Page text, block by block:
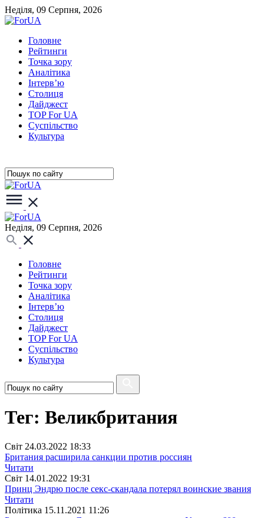
Неділя, 09 Серпня, 2026
Головне
Рейтинги
Точка зору
Аналітика
Інтерв’ю
Столиця
Дайджест
TOP For UA
Суспiльство
Культура
Неділя, 09 Серпня, 2026
Головне
Рейтинги
Точка зору
Аналітика
Інтерв’ю
Столиця
Дайджест
TOP For UA
Суспiльство
Культура
Тег: Великбритания
Свiт 24.03.2022 18:33
Британия расширила санкции против россиян
Читати
Свiт 14.01.2022 19:31
Принц Эндрю после секс-скандала потерял воинские звания
Читати
Полiтика 15.11.2021 11:26